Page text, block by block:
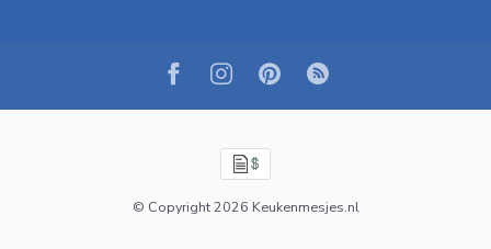
© Copyright 2026 Keukenmesjes.nl